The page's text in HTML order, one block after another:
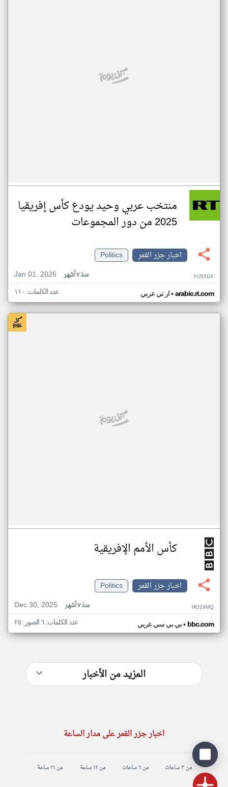
منتخب عربي وحيد يودع كأس إفريقيا
2025 من دور المجموعات
اخبار جزر القمر
Politics
Jan 01, 2026
منذ ٧ أشهر YU55DX
ار تي عربي• arabic.rt.com عدد الكلمات: ١١٠
كأس الأمم الإفريقية
اخبار جزر القمر
Politics
Dec 30, 2025
منذ ٧ أشهر MO29MQ
بي بي سي عربي• bbc.com عدد الكلمات: ٦ الصور: ٢٥
المزيد من الأخبار
اخبار جزر القمر على مدار الساعة
من ٣ ساعات من ٦ ساعات من ١٢ ساعة من ١٦ ساعة